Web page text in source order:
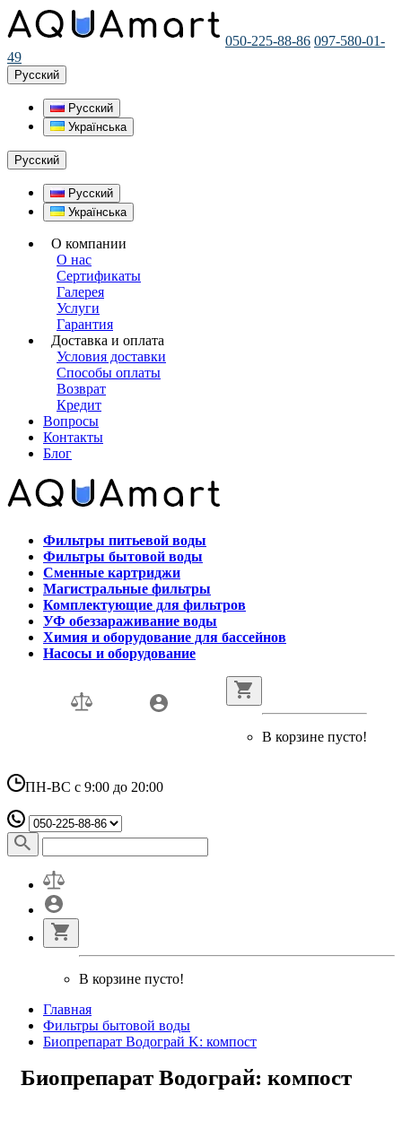
050-225-88-86 097-580-01-
49
Русский
Русский
Українська
Русский
Русский
Українська
О компании
О нас
Сертификаты
Галерея
Услуги
Гарантия
Доставка и оплата
Условия доставки
Способы оплаты
Возврат
Кредит
Вопросы
Контакты
Блог
Фильтры питьевой воды
Фильтры бытовой воды
Сменные картриджи
Магистральные фильтры
Комплектующие для фильтров
УФ обеззараживание воды
Химия и оборудование для бассейнов
Насосы и оборудование
В корзине пусто!
ПН-ВС с 9:00 до 20:00
В корзине пусто!
Главная
Фильтры бытовой воды
Биопрепарат Водограй K: компост
Биопрепарат Водограй: компост